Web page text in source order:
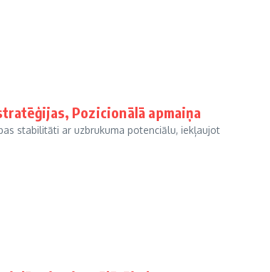
Pozicionālā apmaiņa
stabilitāti ar uzbrukuma potenciālu, iekļaujot